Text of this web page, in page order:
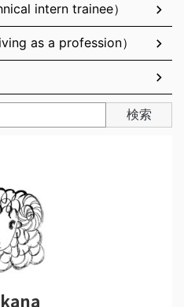
intern trainee）
as a profession）
検索